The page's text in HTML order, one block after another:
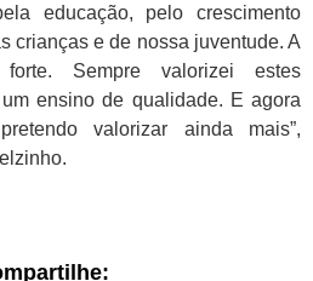
educação, pelo crescimento
crianças e de nossa juventude. A
Sempre valorizei estes
ensino de qualidade. E agora
valorizar ainda mais”,